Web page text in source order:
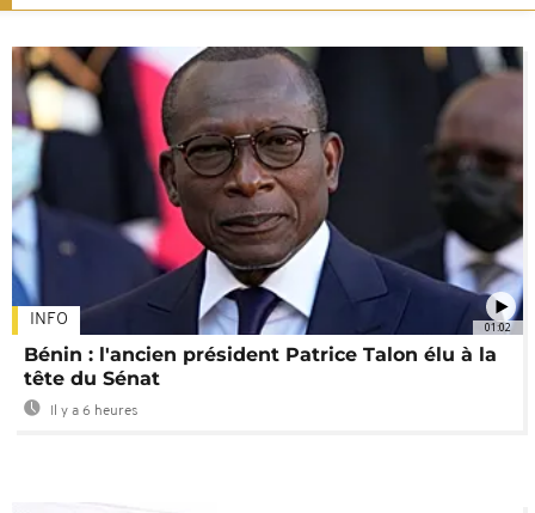
01:02
INFO
Bénin : l'ancien président Patrice Talon élu à la
tête du Sénat
Il y a 6 heures